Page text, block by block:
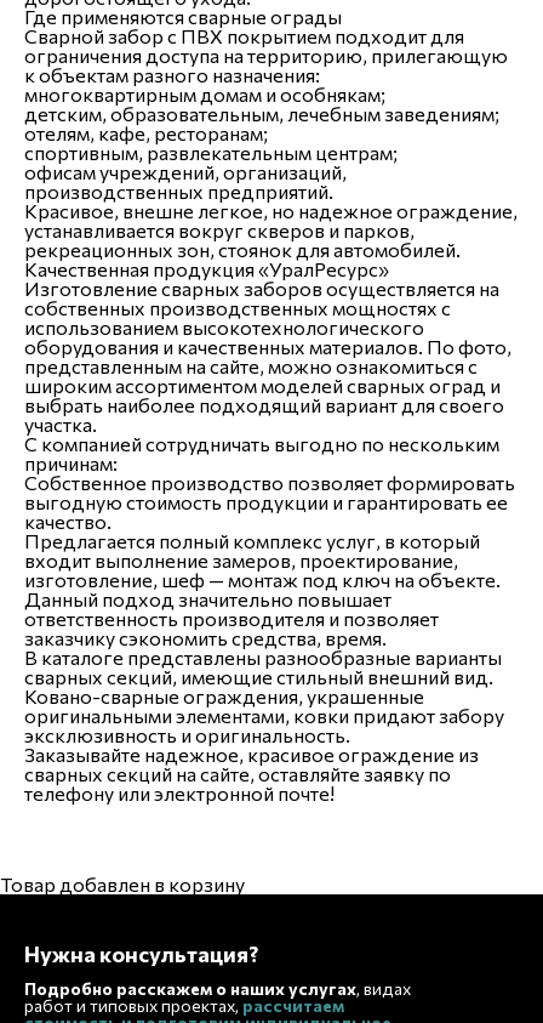
Где применяются сварные ограды
Сварной забор с ПВХ покрытием подходит для
ограничения доступа на территорию, прилегающую
к объектам разного назначения:
многоквартирным домам и особнякам;
детским, образовательным, лечебным заведениям;
отелям, кафе, ресторанам;
спортивным, развлекательным центрам;
офисам учреждений, организаций,
производственных предприятий.
Красивое, внешне легкое, но надежное ограждение,
устанавливается вокруг скверов и парков,
рекреационных зон, стоянок для автомобилей.
Качественная продукция «УралРесурс»
Изготовление сварных заборов осуществляется на
собственных производственных мощностях с
использованием высокотехнологического
оборудования и качественных материалов. По фото,
представленным на сайте, можно ознакомиться с
широким ассортиментом моделей сварных оград и
выбрать наиболее подходящий вариант для своего
участка.
С компанией сотрудничать выгодно по нескольким
причинам:
Собственное производство позволяет формировать
выгодную стоимость продукции и гарантировать ее
качество.
Предлагается полный комплекс услуг, в который
входит выполнение замеров, проектирование,
изготовление, шеф — монтаж под ключ на объекте.
Данный подход значительно повышает
ответственность производителя и позволяет
заказчику сэкономить средства, время.
В каталоге представлены разнообразные варианты
сварных секций, имеющие стильный внешний вид.
Ковано-сварные ограждения, украшенные
оригинальными элементами, ковки придают забору
эксклюзивность и оригинальность.
Заказывайте надежное, красивое ограждение из
сварных секций на сайте, оставляйте заявку по
телефону или электронной почте!
Товар добавлен в корзину
Нужна консультация?
Подробно расскажем о наших услугах, видах
работ и типовых проектах, рассчитаем